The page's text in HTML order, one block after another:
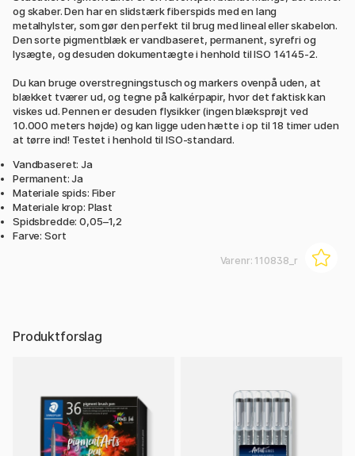
og skaber. Den har en slidstærk fiberspids med en lang
metalhylster, som gør den perfekt til brug med lineal eller skabelon.
Den sorte pigmentblæk er vandbaseret, permanent, syrefri og
lysægte, og desuden dokumentægte i henhold til ISO 14145-2.
Du kan bruge overstregningstusch og markers ovenpå uden, at
blækket tværer ud, og tegne på kalkérpapir, hvor det faktisk kan
viskes ud. Pennen er desuden flysikker (ingen blæksprøjt ved
10.000 meters højde) og kan ligge uden hætte i op til 18 timer uden
at tørre ind! Testet i henhold til ISO-standard.
Vandbaseret: Ja
Permanent: Ja
Materiale spids: Fiber
Materiale krop: Plast
Spidsbredde: 0,05–1,2
Farve: Sort
Varenr: 110838_r
Produktforslag